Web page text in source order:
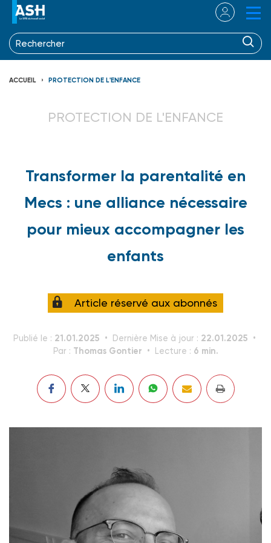
ACCUEIL PROTECTION DE L'ENFANCE
PROTECTION DE L'ENFANCE
Transformer la parentalité en
Mecs : une alliance nécessaire
pour mieux accompagner les
enfants
Article réservé aux abonnés
Publié le : 21.01.2025 Dernière Mise à jour : 22.01.2025
Par : Thomas Gontier Lecture : 6 min.